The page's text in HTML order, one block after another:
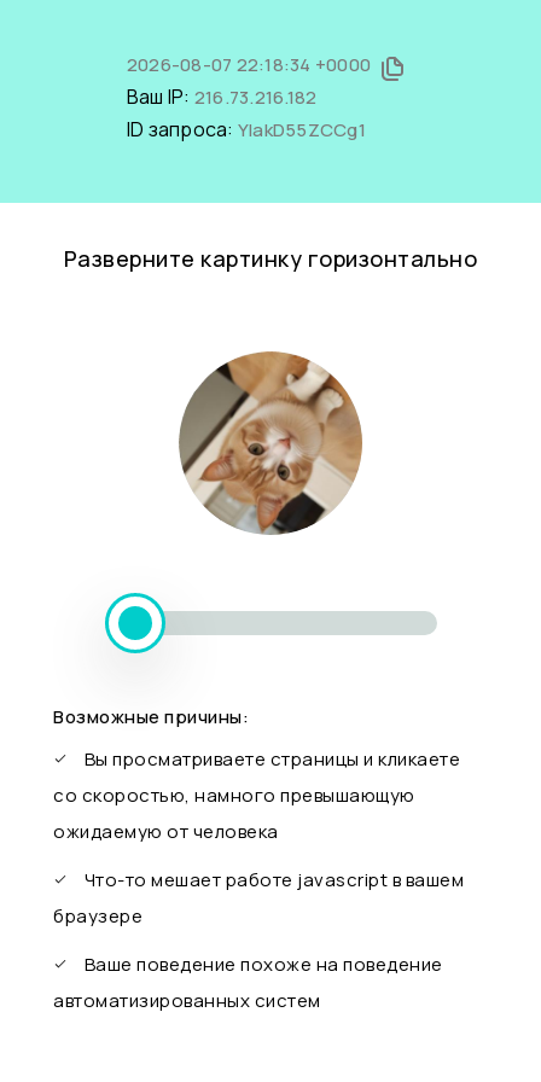
2026-08-07 22:18:34 +0000
Ваш IP: 216.73.216.182
ID запроса: YIakD55ZCCg1
Разверните картинку горизонтально
Возможные причины:
Вы просматриваете страницы и кликаете
со скоростью, намного превышающую
ожидаемую от человека
Что-то мешает работе javascript в вашем
браузере
Ваше поведение похоже на поведение
автоматизированных систем